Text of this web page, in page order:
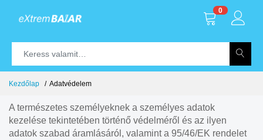
0
Kezdőlap Adatvédelem
A természetes személyeknek a személyes adatok
kezelése tekintetében történő védelméről és az ilyen
adatok szabad áramlásáról, valamint a 95/46/EK rendelet